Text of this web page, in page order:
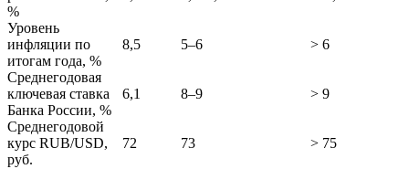
%
Уровень
инфляции по
итогам года, %
8,5 5–6 > 6
Среднегодовая
ключевая ставка
Банка России, %
6,1 8–9 > 9
Среднегодовой
курс RUB/USD,
руб.
72 73 > 75